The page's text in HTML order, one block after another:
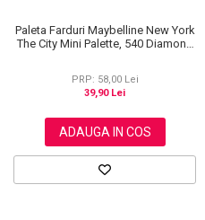
Paleta Farduri Maybelline New York
The City Mini Palette, 540 Diamond
PRP: 58,00 Lei
39,90 Lei
ADAUGA IN COS